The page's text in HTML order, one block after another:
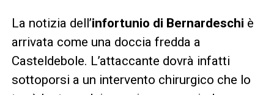
La notizia dell’infortunio di Bernardeschi è
arrivata come una doccia fredda a
Casteldebole. L’attaccante dovrà infatti
sottoporsi a un intervento chirurgico che lo